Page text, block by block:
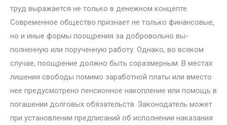
труд выража­ется не только в денежном концепте.
Современное общество признает не только финансовые,
но и иные формы поощрения за добровольно вы­
полненную или порученную работу. Однако, во всяком
случае, поощре­ние должно быть соразмерным. В местах
лишения свободы помимо за­работной платы или вместо
нее предусмотрено пенсионное накопление или помощь в
погашении долговых обязательств. Законодатель может
при установлении предписаний об исполнении наказания